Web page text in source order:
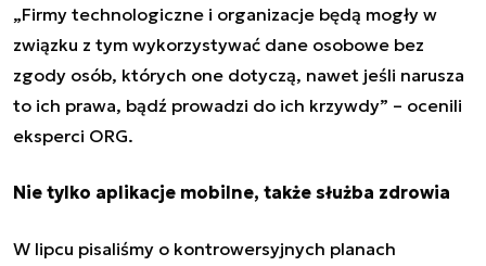
„Firmy technologiczne i organizacje będą mogły w
związku z tym wykorzystywać dane osobowe bez
zgody osób, których one dotyczą, nawet jeśli narusza
to ich prawa, bądź prowadzi do ich krzywdy” – ocenili
eksperci ORG.
Nie tylko aplikacje mobilne, także służba zdrowia
W lipcu pisaliśmy o kontrowersyjnych planach